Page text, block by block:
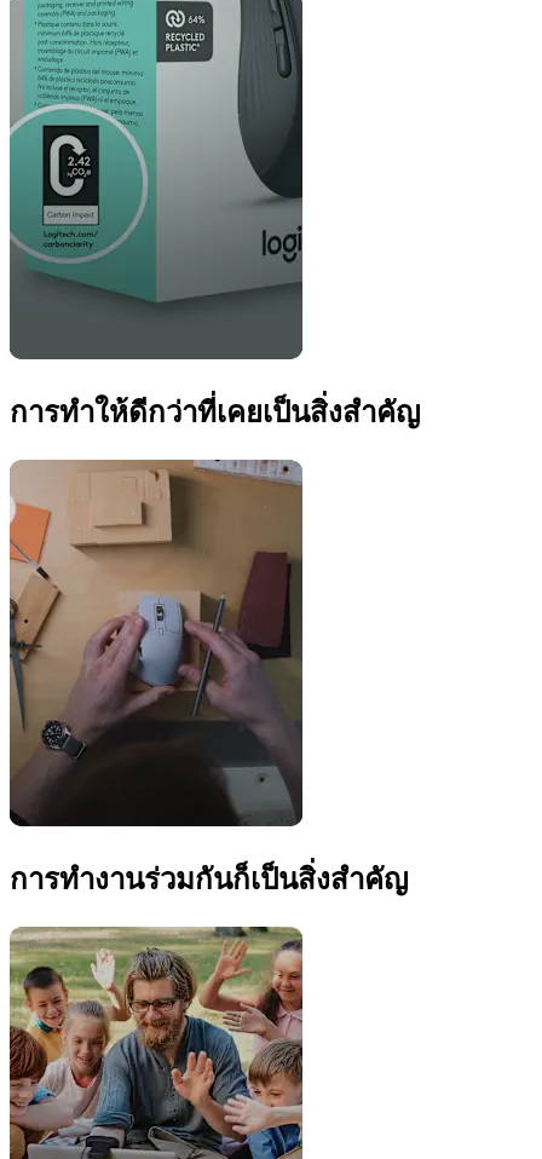
การทำให้ดีกว่าที่เคยเป็นสิ่งสำคัญ
การทำงานร่วมกันก็เป็นสิ่งสำคัญ